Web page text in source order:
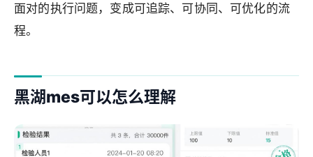
面对的执行问题，变成可追踪、可协同、可优化的流
程。
黑湖mes可以怎么理解